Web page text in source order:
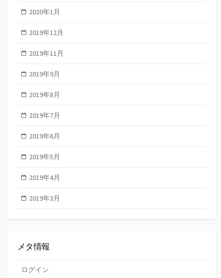
2020年1月
2019年12月
2019年11月
2019年9月
2019年8月
2019年7月
2019年6月
2019年5月
2019年4月
2019年3月
メタ情報
ログイン